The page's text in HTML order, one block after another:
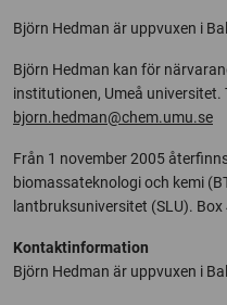
Björn Hedman är uppvuxen i
Björn Hedman kan för
institutionen, Umeå universitet.
bjorn.hedman@chem.umu.se
Från 1 november 2005
biomassateknologi och kemi
lantbruksuniversitet (SLU). Box
Kontaktinformation
Björn Hedman är uppvuxen i